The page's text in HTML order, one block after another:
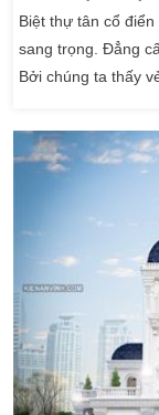
Biệt thự tân cổ
sang trọng. Đẳng
Bởi chúng ta thấy
thự tân cổ điển
của biệt thự kiểu